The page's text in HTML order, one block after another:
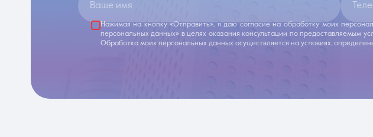
Ваше имя
Нажимая на кнопку «Отправить», я даю согласие на обработку моих
персональных данных» в целях оказания консультации по предоставляемым
Обработка моих персональных данных осуществляется на условиях,